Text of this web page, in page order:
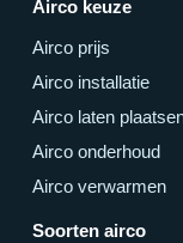
Airco keuze
Airco prijs
Airco installatie
Airco laten
Airco onderhoud
Airco verwarmen
Soorten airco